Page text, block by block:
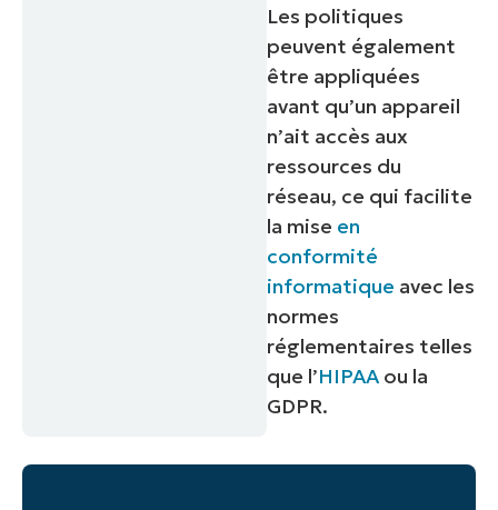
Les politiques
peuvent également
être appliquées
avant qu’un appareil
n’ait accès aux
ressources du
réseau, ce qui facilite
la mise en
conformité
informatique avec les
normes
réglementaires telles
que l’HIPAAou la
GDPR.